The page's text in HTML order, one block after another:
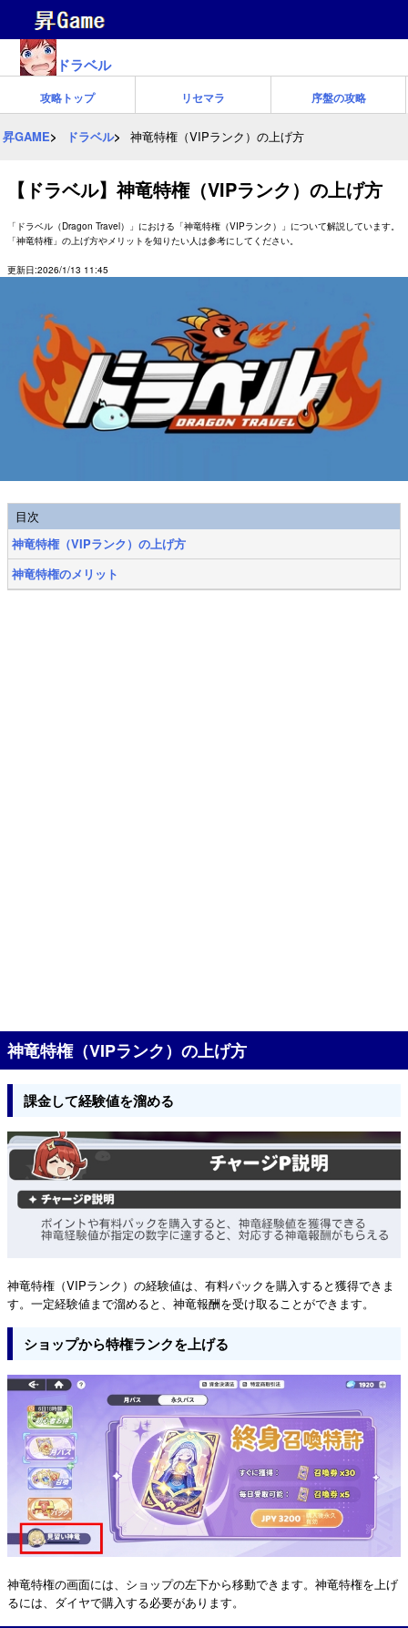
ドラベル
攻略トップ リセマラ 序盤の攻略
昇GAME ドラベル 神竜特権（VIPランク）の上げ方
【ドラベル】神竜特権（VIPランク）の上げ方
「ドラベル（Dragon Travel）」における「神竜特権（VIPランク）」について解説しています。
「神竜特権」の上げ方やメリットを知りたい人は参考にしてください。
更新日:2026/1/13 11:45
目次
神竜特権（VIPランク）の上げ方
神竜特権のメリット
神竜特権（VIPランク）の上げ方
課金して経験値を溜める
神竜特権（VIPランク）の経験値は、有料パックを購入すると獲得できま
す。一定経験値まで溜めると、神竜報酬を受け取ることができます。
ショップから特権ランクを上げる
神竜特権の画面には、ショップの左下から移動できます。神竜特権を上げ
るには、ダイヤで購入する必要があります。